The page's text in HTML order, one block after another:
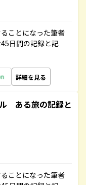
ことになった筆者
日間の記録と記
詳細を見る
ある旅の記録と
ことになった筆者